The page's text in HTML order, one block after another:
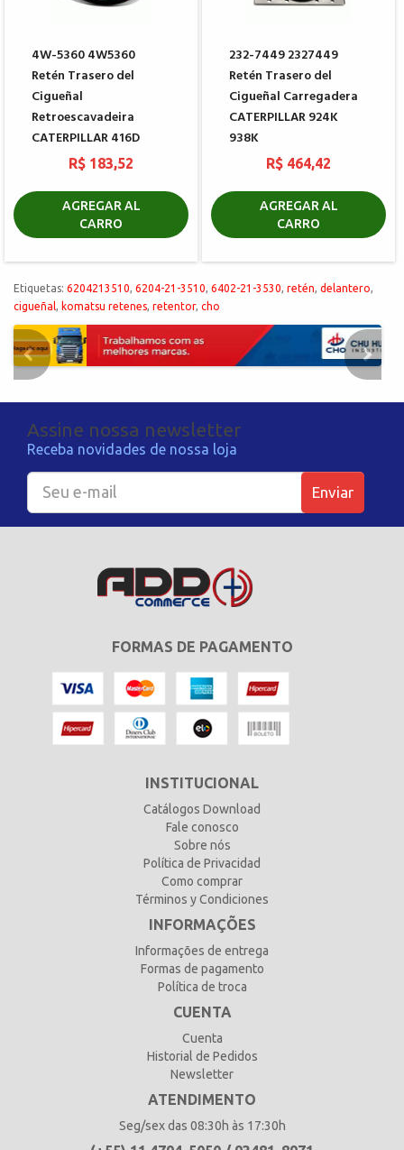
4W-5360 4W5360
Retén Trasero del
Cigueñal
Retroescavadeira
CATERPILLAR 416D
R$ 183,52
AGREGAR AL
CARRO
232-7449 2327449
Retén Trasero del
Cigueñal Carregadera
CATERPILLAR 924K
938K
R$ 464,42
AGREGAR AL
CARRO
Etiquetas: 6204213510 6204-21-3510 6402-21-3530 retén delantero
cigueñal
komatsu retenes retentor, cho
Assine nossa newsletter
Receba novidades de nossa loja
Enviar
FORMAS DE PAGAMENTO
INSTITUCIONAL
Catálogos Download
Fale conosco
Sobre nós
Política de Privacidad
Como comprar
Términos y Condiciones
INFORMAÇÕES
Informações de entrega
Formas de pagamento
Política de troca
CUENTA
Cuenta
Historial de Pedidos
Newsletter
ATENDIMENTO
Seg/sex das 08:30h às 17:30h